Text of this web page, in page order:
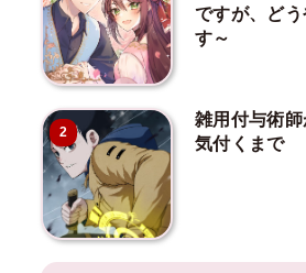
ですが、ど
す～
2
雑用付与術
気付くまで